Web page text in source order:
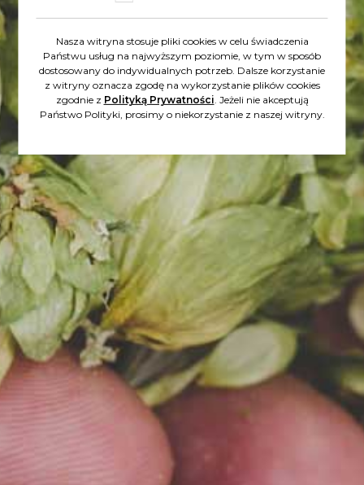
20.08.2021
BUDYNEK BROWARU JEST
Wczoraj odebraliśmy stosowne
zaświadczenie z Nadzoru
Budowlanego - możemy
"przystąpić do użytkowania".
Nasza witryna stosuje pliki cookies w celu świadczenia
Państwu usług na najwyższym poziomie, w tym w sposób
dostosowany do indywidualnych potrzeb. Dalsze korzystanie
z witryny oznacza zgodę na wykorzystanie plików cookies
zgodnie z Polityką Prywatności. Jeżeli nie akceptują
Państwo Polityki, prosimy o niekorzystanie z naszej witryny.